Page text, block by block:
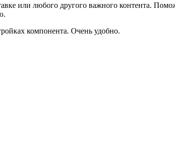
или любого другого важного контента.
компонента. Очень удобно.